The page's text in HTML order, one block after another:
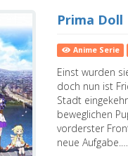
Prima Doll
Anime Serie
Einst wurden
doch nun ist
Stadt
beweglichen
vorderster
neue Aufgabe.…